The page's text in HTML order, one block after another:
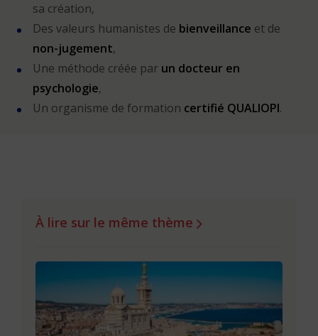
sa création,
Des valeurs humanistes de bienveillance et de
non-jugement,
Une méthode créée par un docteur en
psychologie,
Un organisme de formation certifié QUALIOPI.
À lire sur le même thème